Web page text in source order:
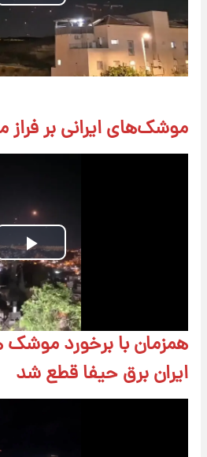
موشک‌های ایرانی بر فراز
Play
همزمان با برخورد موشک
ایران برق حیفا قطع شد